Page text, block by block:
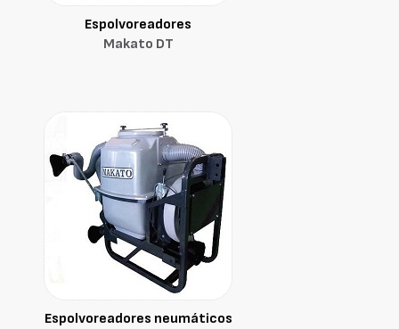
Espolvoreadores
Makato DT
Espolvoreadores neumáticos